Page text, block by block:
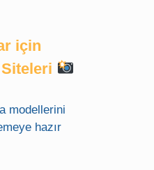
için
modellerini
hazır